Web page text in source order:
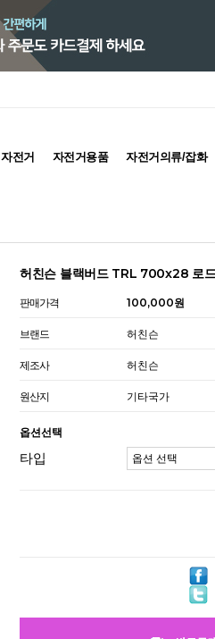
자전거 자전거용품 자전거의류/잡화
허친슨 블랙버드 TRL 700x28 로
판매가격 100,000원
브랜드 허친슨
제조사 허친슨
원산지 기타국가
옵션선택
타입